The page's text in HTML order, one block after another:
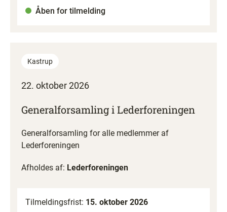
Åben for tilmelding
Kastrup
22. oktober 2026
Generalforsamling i Lederforeningen
Generalforsamling for alle medlemmer af
Lederforeningen
Afholdes af: Lederforeningen
Tilmeldingsfrist: 15. oktober 2026